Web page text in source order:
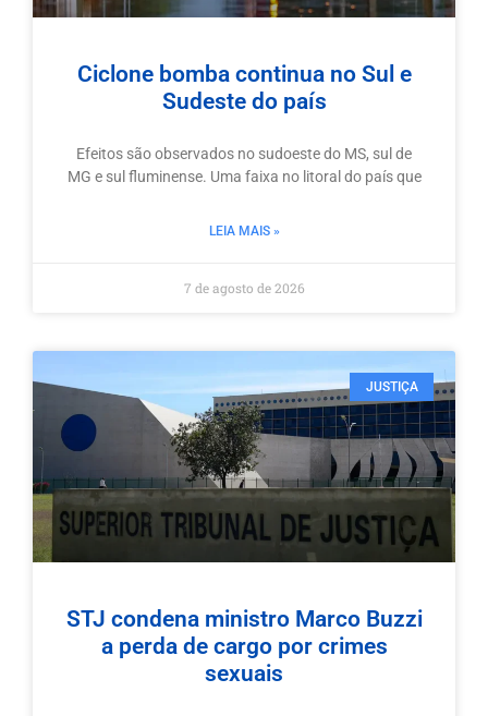
Ciclone bomba continua no Sul e
Sudeste do país
Efeitos são observados no sudoeste do MS, sul de
MG e sul fluminense. Uma faixa no litoral do país que
LEIA MAIS »
7 de agosto de 2026
JUSTIÇA
STJ condena ministro Marco Buzzi
a perda de cargo por crimes
sexuais